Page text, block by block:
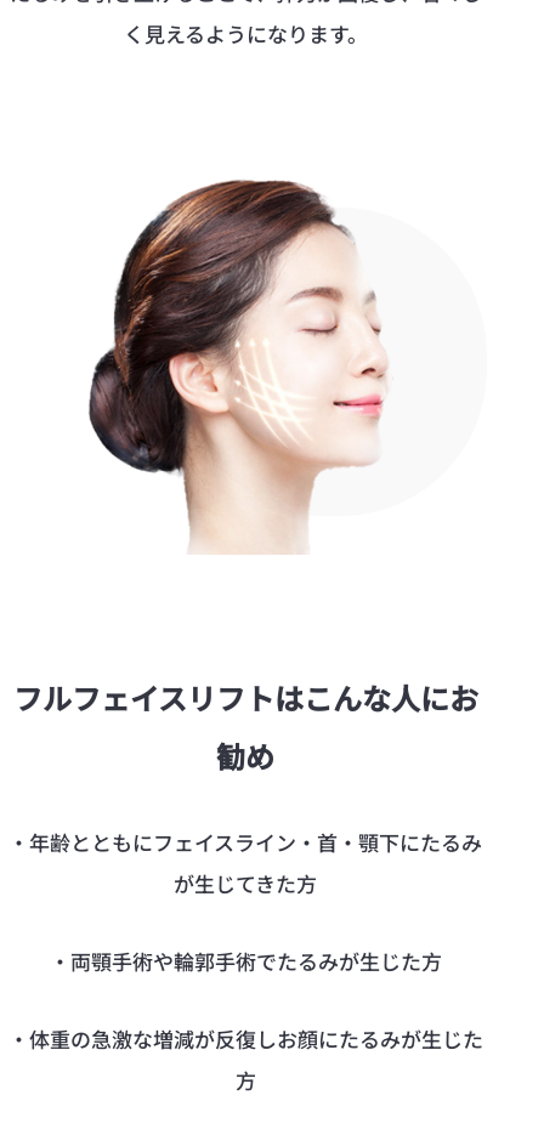
く見えるようになります。
フルフェイスリフトはこんな人にお
勧め
・年齢とともにフェイスライン・首・顎下にたるみ
が生じてきた方
・両顎手術や輪郭手術でたるみが生じた方
・体重の急激な増減が反復しお顔にたるみが生じた
方